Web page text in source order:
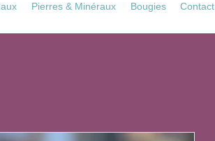
Pierres & Minéraux Bougies Contact